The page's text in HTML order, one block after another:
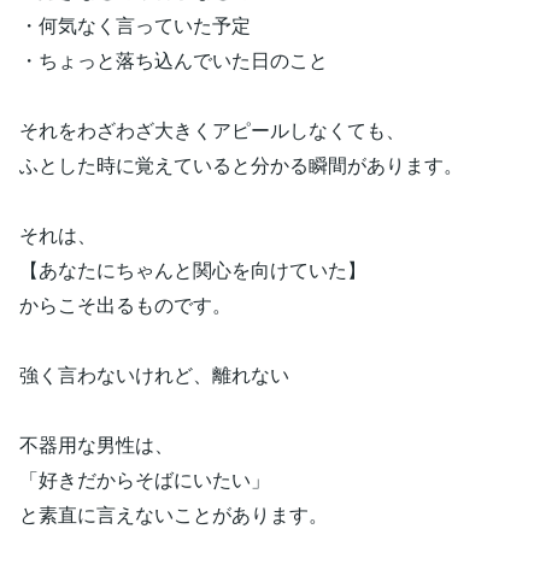
・何気なく言っていた予定
・ちょっと落ち込んでいた日のこと
それをわざわざ大きくアピールしなくても、
ふとした時に覚えていると分かる瞬間があります。
それは、
【あなたにちゃんと関心を向けていた】
からこそ出るものです。
強く言わないけれど、離れない
不器用な男性は、
「好きだからそばにいたい」
と素直に言えないことがあります。